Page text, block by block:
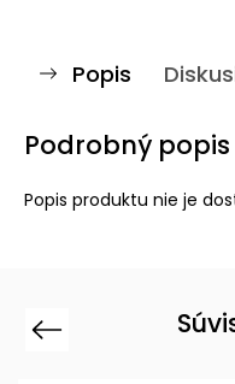
Popis
Podrobný popis
Popis produktu nie je
Previous